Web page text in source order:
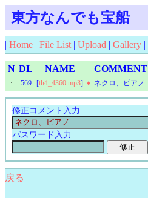
東方なんでも宝船
| Home | File List | Upload | Gallery |
N DL NAME COMMENT
· 569 [th4_4360.mp3] ♦ ネクロ、ピアノ
修正コメント入力
パスワード入力
戻る